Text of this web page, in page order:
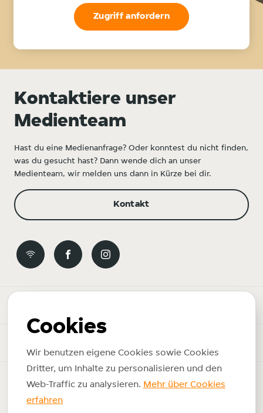
Zugriff anfordern
Kontaktiere unser
Medienteam
Hast du eine Medienanfrage? Oder konntest du nicht finden,
was du gesucht hast? Dann wende dich an unser
Medienteam, wir melden uns dann in Kürze bei dir.
Kontakt
Copyright © 2026 Just Eat Takeaway.com. Alle Rechte
Impressum
Cookies
Wir benutzen eigene Cookies sowie Cookies
Dritter, um Inhalte zu personalisieren und den
Web-Traffic zu analysieren. Mehr über Cookies
erfahren